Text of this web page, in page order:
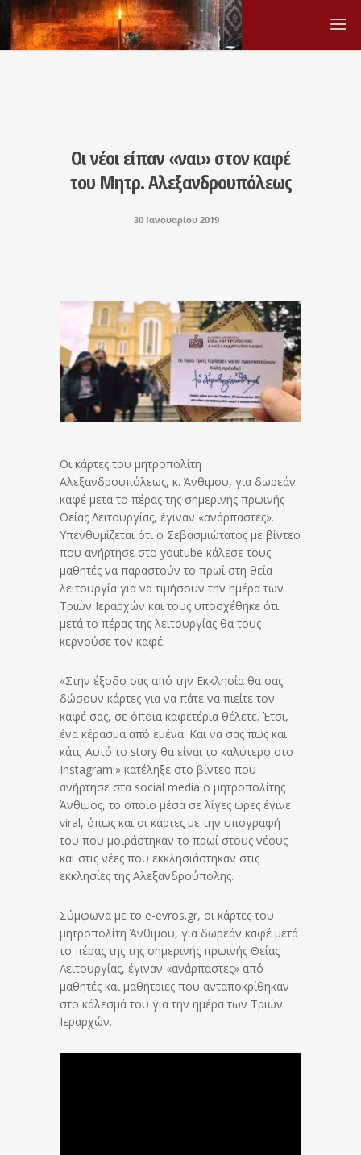
Οι νέοι είπαν «ναι» στον καφέ
του Μητρ. Αλεξανδρουπόλεως
30 Ιανουαρίου 2019
Οι κάρτες του μητροπολίτη
Αλεξανδρουπόλεως, κ. Άνθιμου, για δωρεάν
καφέ μετά το πέρας της σημερινής πρωινής
Θείας Λειτουργίας, έγιναν «ανάρπαστες».
Υπενθυμίζεται ότι ο Σεβασμιώτατος με βίντεο
που ανήρτησε στο youtube κάλεσε τους
μαθητές να παραστούν το πρωί στη θεία
λειτουργία για να τιμήσουν την ημέρα των
Τριών Ιεραρχών και τους υποσχέθηκε ότι
μετά το πέρας της λειτουργίας θα τους
κερνούσε τον καφέ:
«Στην έξοδο σας από την Εκκλησία θα σας
δώσουν κάρτες για να πάτε να πιείτε τον
καφέ σας, σε όποια καφετέρια θέλετε. Έτσι,
ένα κέρασμα από εμένα. Και να σας πως και
κάτι; Αυτό το story θα είναι το καλύτερο στο
Instagram!» κατέληξε στο βίντεο που
ανήρτησε στα social media ο μητροπολίτης
Άνθιμος, το οποίο μέσα σε λίγες ώρες έγινε
viral, όπως και οι κάρτες με την υπογραφή
του που μοιράστηκαν το πρωί στους νέους
και στις νέες που εκκλησιάστηκαν στις
εκκλησίες της Αλεξανδρούπολης.
Σύμφωνα με το e-evros.gr, οι κάρτες του
μητροπολίτη Άνθιμου, για δωρεάν καφέ μετά
το πέρας της της σημερινής πρωινής Θείας
Λειτουργίας, έγιναν «ανάρπαστες» από
μαθητές και μαθήτριες που ανταποκρίθηκαν
στο κάλεσμά του για την ημέρα των Τριών
Ιεραρχών.